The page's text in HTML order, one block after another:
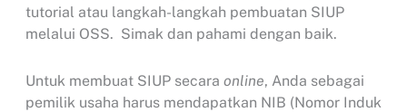
tutorial atau langkah-langkah pembuatan SIUP
melalui OSS. Simak dan pahami dengan baik.
Untuk membuat SIUP secara online, Anda sebagai
pemilik usaha harus mendapatkan NIB (Nomor Induk